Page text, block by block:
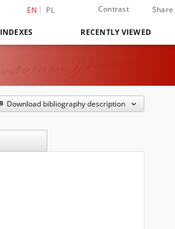
EN PL Contrast Share
INDEXES RECENTLY VIEWED
Download bibliography description